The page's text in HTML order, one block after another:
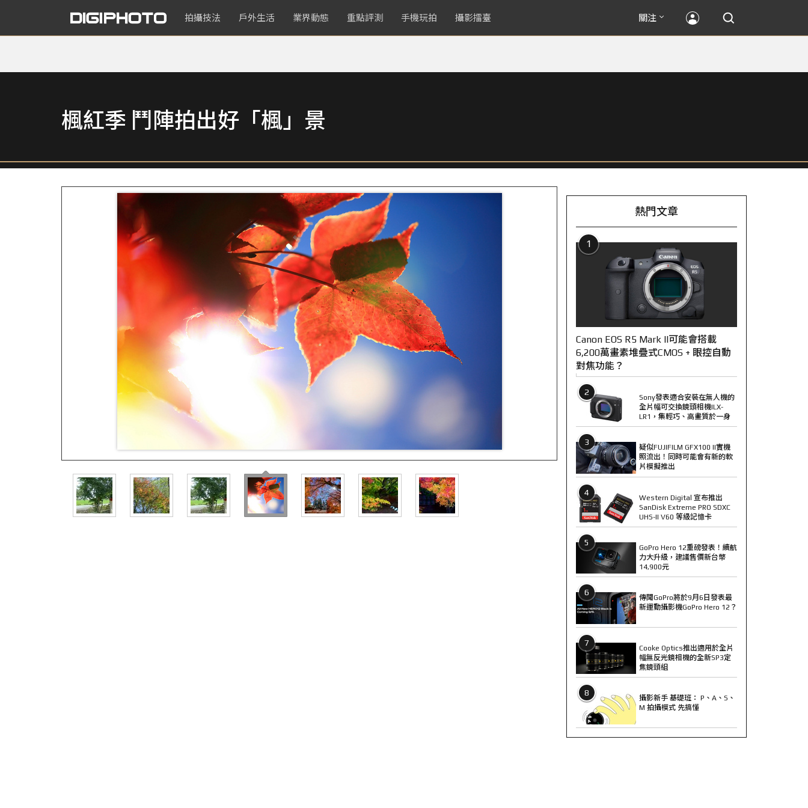
拍攝技法 戶外生活 業界動態 重點評測 手機玩拍 攝影擂臺 關注
楓紅季 鬥陣拍出好「楓」景
熱門文章
1
Canon EOS R5 Mark II可能會搭載
6,200萬畫素堆疊式CMOS + 眼控自動
對焦功能？
2
Sony發表適合安裝在無人機的
全片幅可交換鏡頭相機ILX-
LR1，集輕巧、高畫質於一身
3
疑似FUJIFILM GFX100 II實機
照流出！同時可能會有新的軟
片模擬推出
4
Western Digital 宣布推出
SanDisk Extreme PRO SDXC
UHS-II V60 等級記憶卡
5
GoPro Hero 12重磅發表！續航
力大升級，建議售價新台幣
14,900元
6
傳聞GoPro將於9月6日發表最
新運動攝影機GoPro Hero 12？
7
Cooke Optics推出適用於全片
幅無反光鏡相機的全新SP3定
焦鏡頭組
8
攝影新手 基礎班： P、A、S、
M 拍攝模式 先搞懂